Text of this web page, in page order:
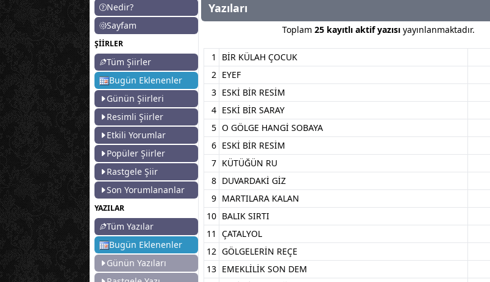
Nedir?
Sayfam
ŞİİRLER
Tüm Şiirler
Bugün Eklenenler
Günün Şiirleri
Resimli Şiirler
Etkili Yorumlar
Popüler Şiirler
Rastgele Şiir
Son Yorumlananlar
YAZILAR
Tüm Yazılar
Bugün Eklenenler
Günün Yazıları
Yazıları
Toplam 25 kayıtlı aktif yazısı yayınlanmaktadır.
1 BİR KÜLAH ÇOCUK
2 EYEF
3 ESKİ BİR RESİM
4 ESKİ BİR SARAY
5 O GÖLGE HANGİ SOBAYA
6 ESKİ BİR RESİM
7 KÜTÜĞÜN RU
8 DUVARDAKİ GİZ
9 MARTILARA KALAN
10 BALIK SIRTI
11
ÇATALYOL
12 GÖLGELERİN REÇE
13 EMEKLİLİK SON DEM